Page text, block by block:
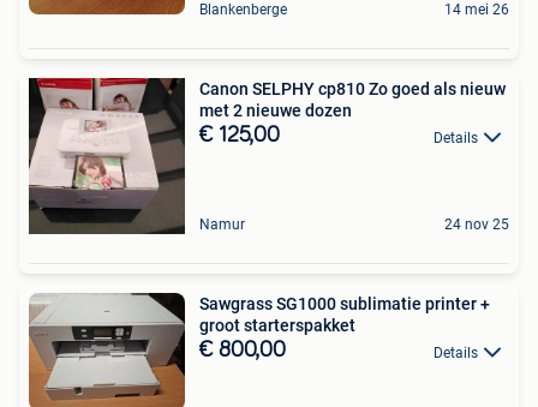
Blankenberge 14 mei 26
Canon SELPHY cp810 Zo goed als nieuw
met 2 nieuwe dozen
€ 125,00 Details
Namur 24 nov 25
Sawgrass SG1000 sublimatie printer +
groot starterspakket
€ 800,00 Details